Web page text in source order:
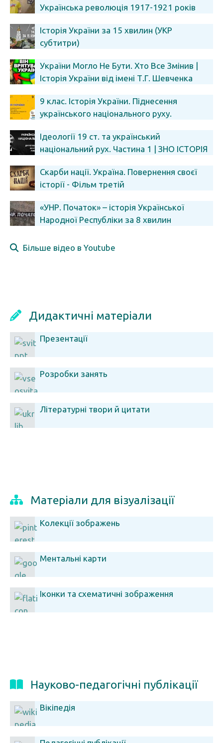
Українська революція 1917-1921 років
Історія України за 15 хвилин (УКР
субтитри)
України Могло Не Бути. Хто Все Змінив |
Історія України від імені Т.Г. Шевченка
9 клас. Історія України. Піднесення
українського національного руху.
Ідеології 19 ст. та український
національний рух. Частина 1 | ЗНО ІСТОРІЯ
Скарби нації. Україна. Повернення своєї
історії - Фільм третій
«УНР. Початок» – історія Української
Народної Республіки за 8 хвилин
Більше відео в Youtube
Дидактичні матеріали
Презентації
Розробки занять
Літературні твори й цитати
Матеріали для візуалізації
Колекції зображень
Ментальні карти
Іконки та схематичні зображення
Науково-педагогічні публікації
Вікіпедія